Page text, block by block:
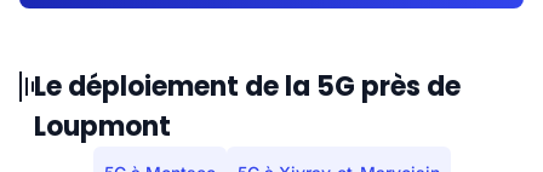
Le déploiement de la 5G près de
Loupmont